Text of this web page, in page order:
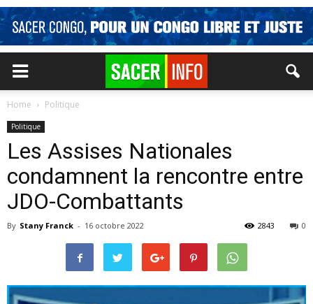
Home Politique
Politique
Les Assises Nationales
condamnent la rencontre entre
JDO-Combattants
By Stany Franck - 16 octobre 2022 0
2843